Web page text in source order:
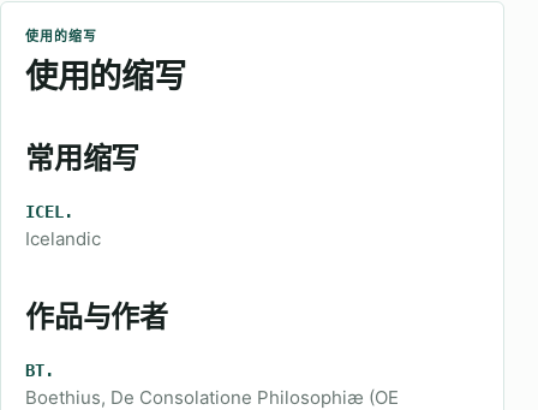
使用的缩写
使用的缩写
常用缩写
ICEL.
Icelandic
作品与作者
BT.
Boethius, De Consolatione Philosophiæ (OE